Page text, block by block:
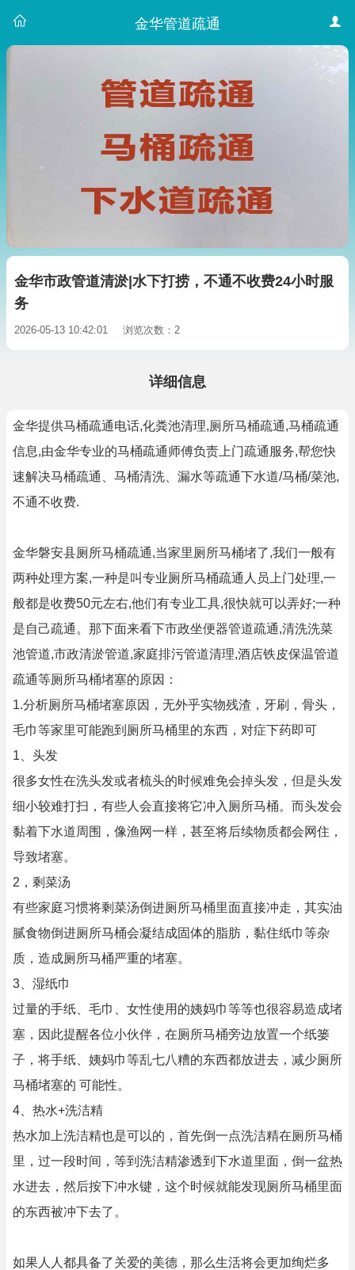
金华管道疏通
金华市政管道清淤|水下打捞，不通不收费24小时服
务
2026-05-13 10:42:01 浏览次数：2
详细信息
金华提供马桶疏通电话,化粪池清理,厕所马桶疏通,马桶疏通
信息,由金华专业的马桶疏通师傅负责上门疏通服务,帮您快
速解决马桶疏通、马桶清洗、漏水等疏通下水道/马桶/菜池,
不通不收费.
金华磐安县厕所马桶疏通,当家里厕所马桶堵了,我们一般有
两种处理方案,一种是叫专业厕所马桶疏通人员上门处理,一
般都是收费50元左右,他们有专业工具,很快就可以弄好;一种
是自己疏通。那下面来看下市政坐便器管道疏通,清洗洗菜
池管道,市政清淤管道,家庭排污管道清理,酒店铁皮保温管道
疏通等厕所马桶堵塞的原因：
1.分析厕所马桶堵塞原因，无外乎实物残渣，牙刷，骨头，
毛巾等家里可能跑到厕所马桶里的东西，对症下药即可
1、头发
很多女性在洗头发或者梳头的时候难免会掉头发，但是头发
细小较难打扫，有些人会直接将它冲入厕所马桶。而头发会
黏着下水道周围，像渔网一样，甚至将后续物质都会网住，
导致堵塞。
2，剩菜汤
有些家庭习惯将剩菜汤倒进厕所马桶里面直接冲走，其实油
腻食物倒进厕所马桶会凝结成固体的脂肪，黏住纸巾等杂
质，造成厕所马桶严重的堵塞。
3、湿纸巾
过量的手纸、毛巾、女性使用的姨妈巾等等也很容易造成堵
塞，因此提醒各位小伙伴，在厕所马桶旁边放置一个纸篓
子，将手纸、姨妈巾等乱七八糟的东西都放进去，减少厕所
马桶堵塞的 可能性。
4、热水+洗洁精
热水加上洗洁精也是可以的，首先倒一点洗洁精在厕所马桶
里，过一段时间，等到洗洁精渗透到下水道里面，倒一盆热
水进去，然后按下冲水键，这个时候就能发现厕所马桶里面
的东西被冲下去了。
如果人人都具备了关爱的美德，那么生活将会更加绚烂多